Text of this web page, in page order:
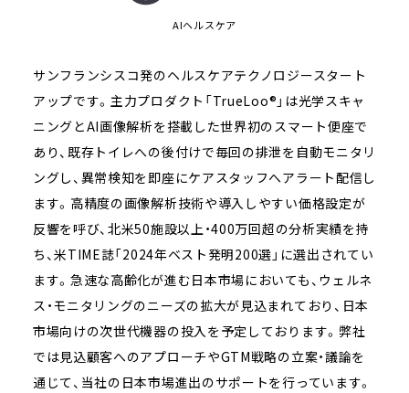
AIヘルスケア
サンフランシスコ発のヘルスケアテクノロジースタート
アップです。主力プロダクト「TrueLoo®」は光学スキャ
ニングとAI画像解析を搭載した世界初のスマート便座で
あり、既存トイレへの後付けで毎回の排泄を自動モニタリ
ングし、異常検知を即座にケアスタッフへアラート配信し
ます。高精度の画像解析技術や導入しやすい価格設定が
反響を呼び、北米50施設以上・400万回超の分析実績を持
ち、米TIME誌「2024年ベスト発明200選」に選出されてい
ます。急速な高齢化が進む日本市場においても、ウェルネ
ス・モニタリングのニーズの拡大が見込まれており、日本
市場向けの次世代機器の投入を予定しております。弊社
では見込顧客へのアプローチやGTM戦略の立案・議論を
通じて、当社の日本市場進出のサポートを行っています。